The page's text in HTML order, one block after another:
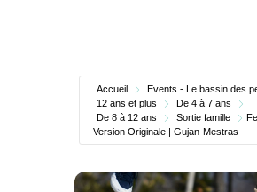
Accueil
Events - Le bassin des
12 ans et plus
De 4 à 7 ans
De 8 à 12 ans
Sortie famille
Version Originale | Gujan-Mestras